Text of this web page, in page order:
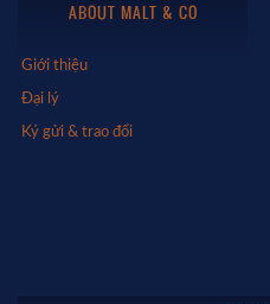
ABOUT MALT & CO
Giới thiệu
Đại lý
Ký gửi & trao đổi